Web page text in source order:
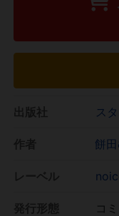
ス
餅田
コ